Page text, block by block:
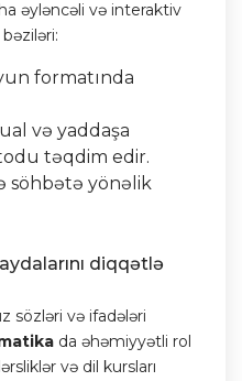
əyləncəli və interaktiv
formatında
və yaddaşa
təqdim edir.
söhbətə yönəlik
diqqətlə
sözləri və ifadələri
da əhəmiyyətli rol
və dil kursları